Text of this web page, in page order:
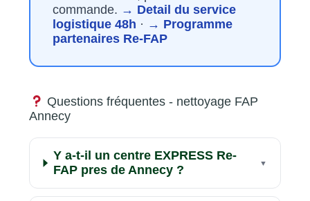
commande. → Detail du service
logistique 48h · → Programme
partenaires Re-FAP
Questions fréquentes - nettoyage FAP
Annecy
Y a-t-il un centre EXPRESS Re-
FAP pres de Annecy ?